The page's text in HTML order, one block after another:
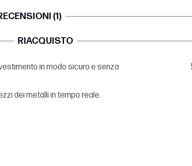
(1)
RIACQUISTO
in modo sicuro e senza
dei metalli in tempo reale.